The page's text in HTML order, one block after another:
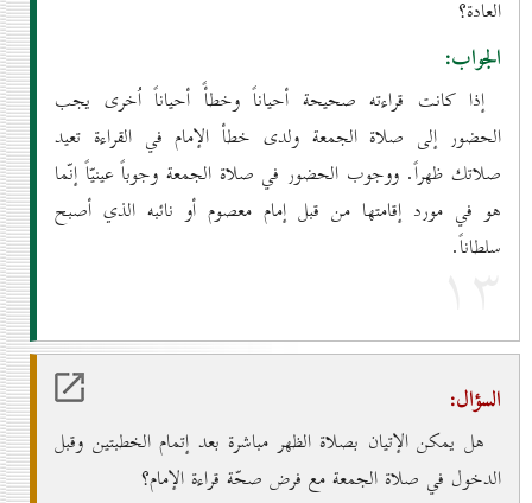
العادة؟
الجواب:
إذا كانت قراءته صحيحة أحياناً وخطأً أحياناً اُخرى يجب
الحضور إلى صلاة الجمعة ولدى خطأ الإمام في القراءة تعيد
صلاتك ظهراً. ووجوب الحضور في صلاة الجمعة وجوباً عينيّاً إنّما
هو في مورد إقامتها من قبل إمام معصوم أو نائبه الذي أصبح
سلطاناً.
۱۳
السؤال:
هل يمكن الإتيان بصلاة الظهر مباشرة بعد إتمام الخطبتين وقبل
الدخول في صلاة الجمعة مع فرض صحّة قراءة الإمام؟